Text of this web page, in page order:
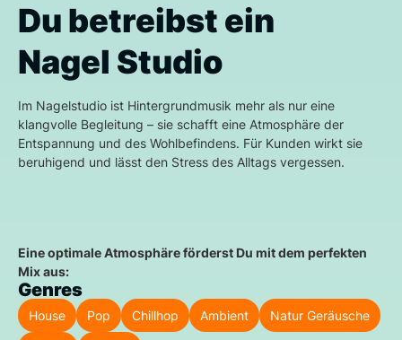
Du betreibst ein
Nagel Studio
Im Nagelstudio ist Hintergrundmusik mehr als nur eine
klangvolle Begleitung – sie schafft eine Atmosphäre der
Entspannung und des Wohlbefindens. Für Kunden wirkt sie
beruhigend und lässt den Stress des Alltags vergessen.
Eine optimale Atmosphäre förderst Du mit dem perfekten
Mix aus:
Genres
House Pop Chillhop Ambient Natur Geräusche